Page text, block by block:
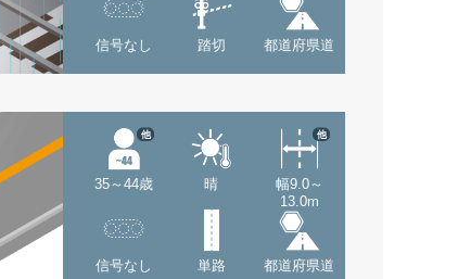
信号なし 踏切 都道府県道
35～44歳
他
晴
幅9.0～
13.0m
他
信号なし 単路 都道府県道